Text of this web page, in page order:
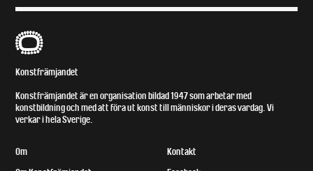
B
Konstfrämjandet
Konstfrämjandet är en organisation bildad 1947 som arbetar med
konstbildning och med att föra ut konst till människor i deras vardag. Vi
verkar i hela Sverige.
Om
Kontakt